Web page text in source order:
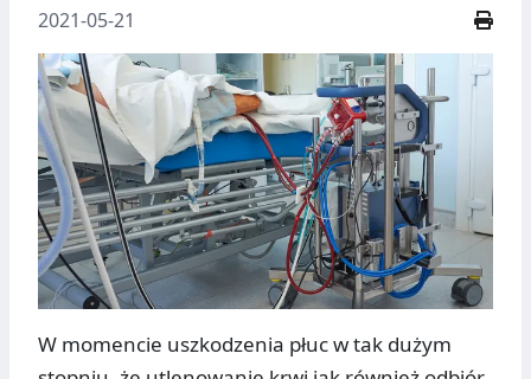
2021-05-21
W momencie uszkodzenia płuc w tak dużym